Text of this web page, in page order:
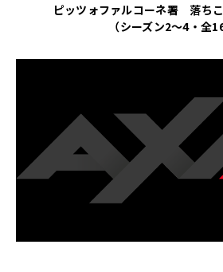
ピッツォファルコーネ署 落ち
（シーズン2～4・全16